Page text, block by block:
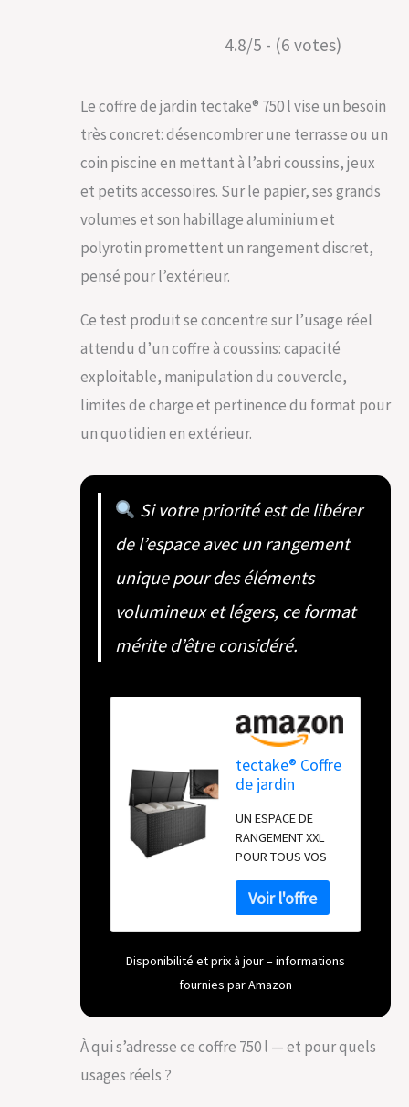
4.8/5 - (6 votes)
Le coffre de jardin tectake® 750 l vise un besoin
très concret: désencombrer une terrasse ou un
coin piscine en mettant à l’abri coussins, jeux
et petits accessoires. Sur le papier, ses grands
volumes et son habillage aluminium et
polyrotin promettent un rangement discret,
pensé pour l’extérieur.
Ce test produit se concentre sur l’usage réel
attendu d’un coffre à coussins: capacité
exploitable, manipulation du couvercle,
limites de charge et pertinence du format pour
un quotidien en extérieur.
Si votre priorité est de libérer
de l’espace avec un rangement
unique pour des éléments
volumineux et légers, ce format
mérite d’être considéré.
tectake® Coffre
de jardin
Coffre à
Coussins 750 L
en Aluminium
Polyrotin 145 x
82,5 x 79,5 cm,
Couvercle
Rabattable,
Poignées pour
Rangement
des Outils de
Jardin, Jouets
UN ESPACE DE
RANGEMENT XXL
POUR TOUS VOS
750 L de capacité,
ce coffre de jardin
extérieur ne se
contente pas de
stocker, il organise
votre espace
coussins de jardin,
Disponibilité et prix à jour – informations
fournies par Amazon
À qui s’adresse ce coffre 750 l — et pour quels
usages réels ?